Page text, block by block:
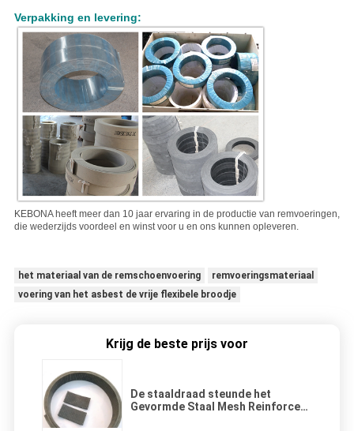
Verpakking en levering:
KEBONA heeft meer dan 10 jaar ervaring in de productie van remvoeringen,
die wederzijds voordeel en winst voor u en ons kunnen opleveren.
het materiaal van de remschoenvoering
remvoeringsmateriaal
voering van het asbest de vrije flexibele broodje
Krijg de beste prijs voor
De staaldraad steunde het
Gevormde Staal Mesh Reinforced